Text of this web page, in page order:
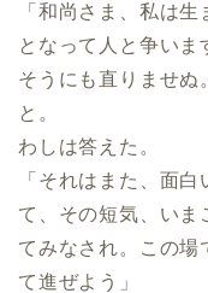
「和尚さま、私は
となって人と争いま
そうにも直りませぬ
と。
わしは答えた。
「それはまた、面
て、その短気、いま
てみなされ。この場
て進ぜよう」